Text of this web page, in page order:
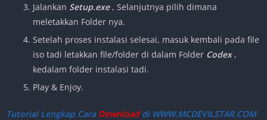
Jalankan Setup.exe, Selanjutnya pilih dimana
meletakkan Folder nya.
Setelah proses instalasi selesai, masuk kembali pada file
iso tadi letakkan file/folder di dalam Folder Codex ,
kedalam folder instalasi tadi.
Play & Enjoy.
Tutorial Lengkap CaraDownloaddi WWW.MCDEVILSTAR.COM